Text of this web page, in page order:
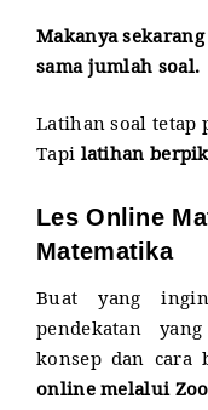
Makanya
sama jumlah soal.
Latihan soal tetap
Tapilatihan
Les Online
Matematika
Buat yang
pendekatan
konsep dan cara
online melalui